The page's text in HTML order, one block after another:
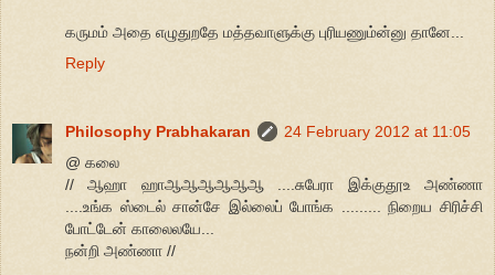
கருமம் அதை எழுதுறதே மத்தவாளுக்கு புரியணும்ன்னு தானே...
Reply
Philosophy Prabhakaran
24 February 2012 at 11:05
@ கலை
// ஆஹா ஹாஆஆஆஆஆஆ ....சுபேரா இக்குதூஉ அண்ணா
....உங்க ஸ்டைல் சான்சே இல்லைப் போங்க ......... நிறைய சிரிச்சி
போட்டேன் காலைலயே...
நன்றி அண்ணா //